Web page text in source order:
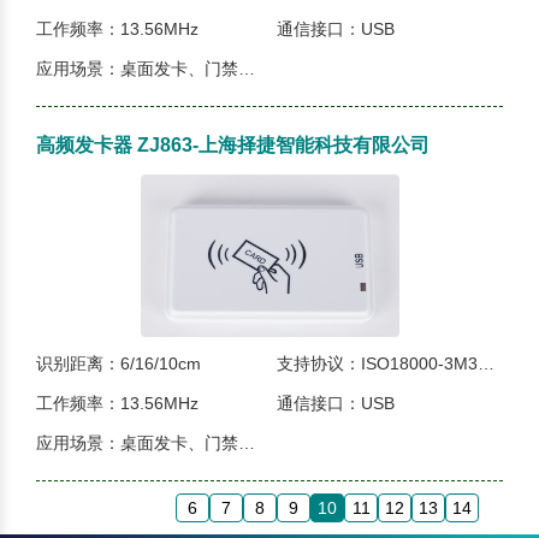
工作频率：13.56MHz 通信接口：USB
高频发卡器 ZJ863-上海择捷智能科技有限公司
识别距离：6/16/10cm
工作频率：13.56MHz 通信接口：USB
6 7 8 9 10 11 12 13 14